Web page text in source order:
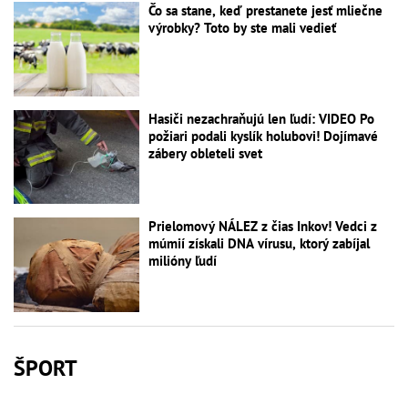
Čo sa stane, keď prestanete jesť mliečne
výrobky? Toto by ste mali vedieť
Hasiči nezachraňujú len ľudí: VIDEO Po
požiari podali kyslík holubovi! Dojímavé
zábery obleteli svet
Prielomový NÁLEZ z čias Inkov! Vedci z
múmií získali DNA vírusu, ktorý zabíjal
milióny ľudí
ŠPORT